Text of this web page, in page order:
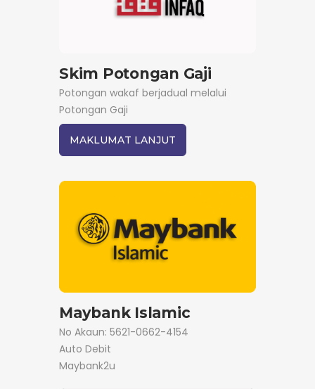
Skim Potongan Gaji
Potongan wakaf berjadual melalui
Potongan Gaji
MAKLUMAT LANJUT
Maybank Islamic
No Akaun: 5621-0662-4154
Auto Debit
Maybank2u